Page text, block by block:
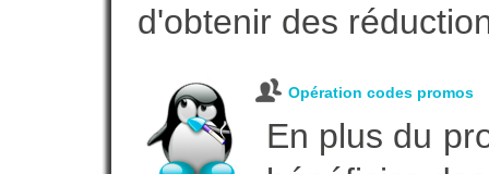
d'obtenir des
Opération codes promos
En plus du